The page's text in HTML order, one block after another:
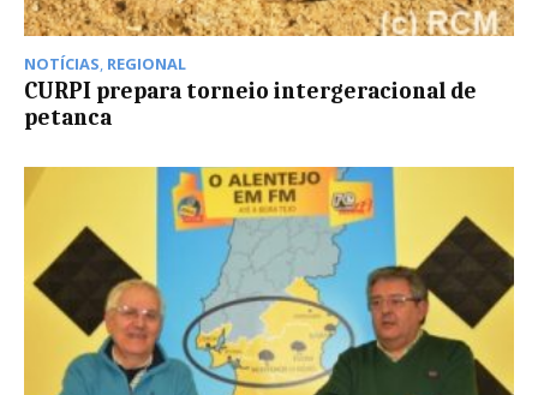
NOTÍCIAS REGIONAL
CURPI prepara torneio intergeracional de
petanca